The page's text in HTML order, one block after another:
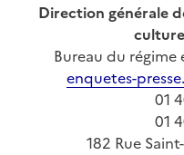
Direction générale
Bureau du régime
enquetes-
01
01
182 Rue